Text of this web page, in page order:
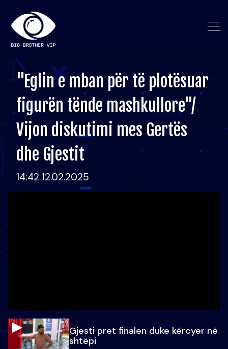
"Eglin e mban për të plotësuar
figurën tënde mashkullore"/
Vijon diskutimi mes Gertës
dhe Gjestit
14:42 12.02.2025
Gjesti pret finalen duke kërcyer në
shtëpi